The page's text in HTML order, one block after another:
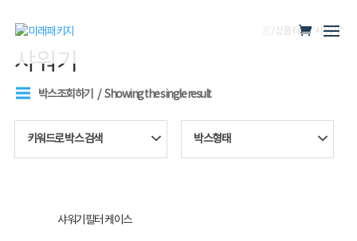
/ 상품 태그 “샤워기”
샤워기
박스조회하기 Showing the single result
키워드로 박스 검색 박스형태
샤워기필터 케이스